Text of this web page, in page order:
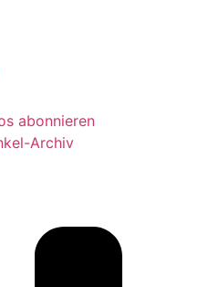
abonnieren
Archiv